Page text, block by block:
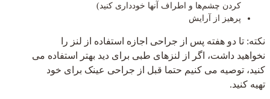
کردن چشم‌ها و اطراف آنها خودداری کنید)
پرهیز از آرایش
نکته: تا دو هفته پس از جراحی اجازه استفاده از لنز را
نخواهید داشت، اگر از لنزهای طبی برای دید بهتر استفاده می
کنید، توصیه می کنیم حتما قبل از جراحی عینک برای خود
تهیه کنید.